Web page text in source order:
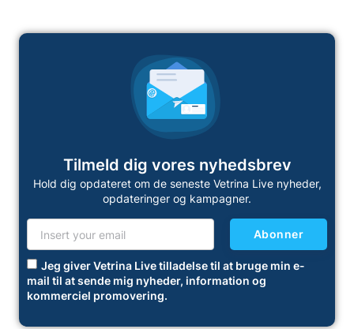
Tilmeld dig vores nyhedsbrev
Hold dig opdateret om de seneste Vetrina Live nyheder,
opdateringer og kampagner.
Jeg giver Vetrina Live tilladelse til at bruge min e-
mail til at sende mig nyheder, information og
kommerciel promovering.
Abonner